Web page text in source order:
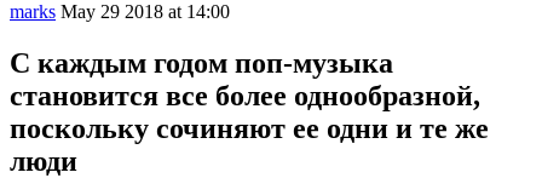
marks May 29 2018 at 14:00
С каждым годом поп-музыка
становится все более однообразной,
поскольку сочиняют ее одни и те же
люди